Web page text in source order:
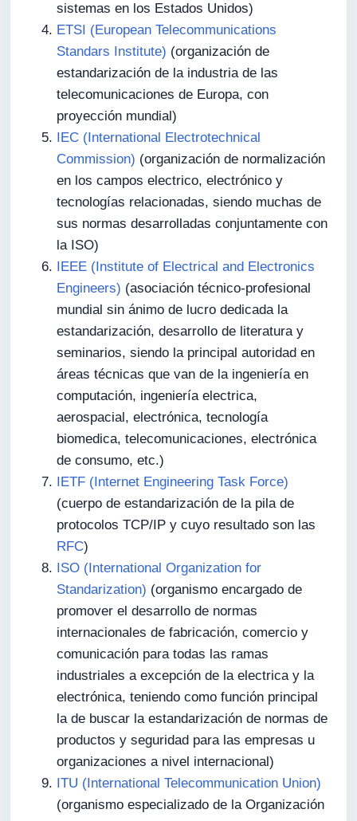
sistemas en los Estados Unidos)
ETSI (European Telecommunications
Standars Institute) (organización de
estandarización de la industria de las
telecomunicaciones de Europa, con
proyección mundial)
IEC (International Electrotechnical
Commission) (organización de normalización
en los campos electrico, electrónico y
tecnologías relacionadas, siendo muchas de
sus normas desarrolladas conjuntamente con
la ISO)
IEEE (Institute of Electrical and Electronics
Engineers) (asociación técnico-profesional
mundial sin ánimo de lucro dedicada la
estandarización, desarrollo de literatura y
seminarios, siendo la principal autoridad en
áreas técnicas que van de la ingeniería en
computación, ingeniería electrica,
aerospacial, electrónica, tecnología
biomedica, telecomunicaciones, electrónica
de consumo, etc.)
IETF (Internet Engineering Task Force)
(cuerpo de estandarización de la pila de
protocolos TCP/IP y cuyo resultado son las
RFC)
ISO (International Organization for
Standarization) (organismo encargado de
promover el desarrollo de normas
internacionales de fabricación, comercio y
comunicación para todas las ramas
industriales a excepción de la electrica y la
electrónica, teniendo como función principal
la de buscar la estandarización de normas de
productos y seguridad para las empresas u
organizaciones a nivel internacional)
ITU (International Telecommunication Union)
(organismo especializado de la Organización